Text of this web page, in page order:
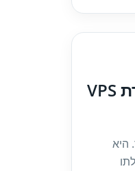
אחסון אתר וורדפרס על שרת VPS
היא